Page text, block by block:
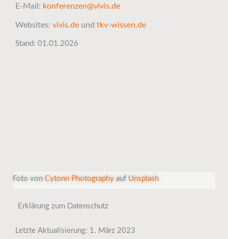
E-Mail: konferenzen@vivis.de
Websites: vivis.de und tkv-wissen.de
Stand: 01.01.2026
Foto von Cytonn Photography auf Unsplash
Erklärung zum Datenschutz
Letzte Aktualisierung: 1. März 2023